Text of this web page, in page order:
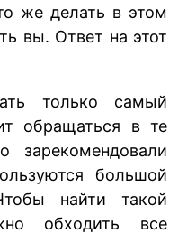
же делать в этом
вы. Ответ на этот
только самый
обращаться в те
зарекомендовали
большой
найти такой
обходить все